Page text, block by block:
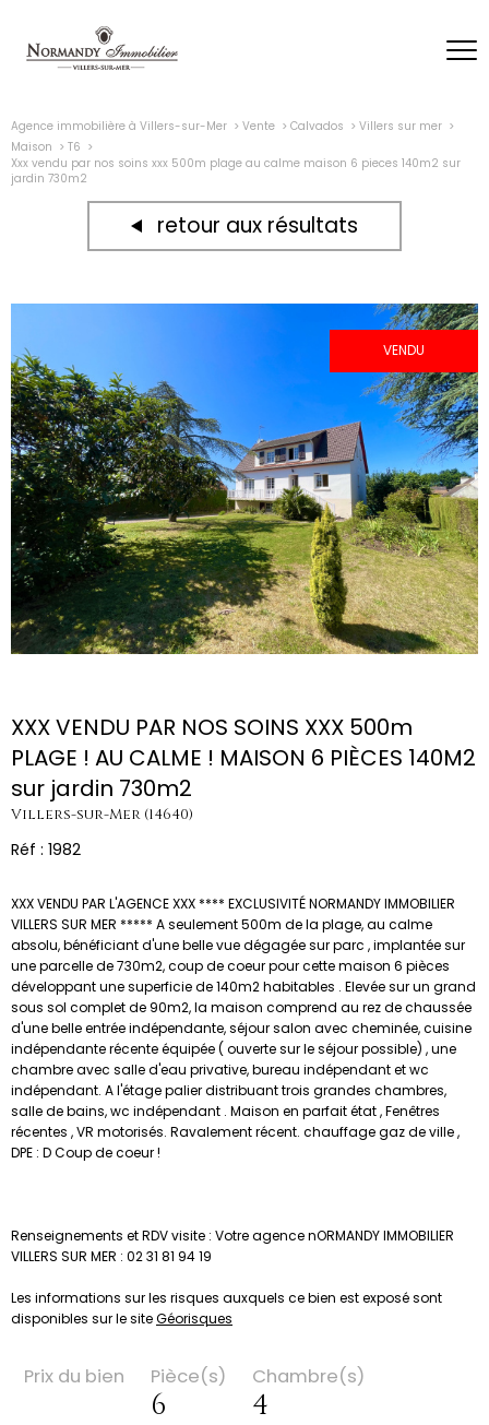
Agence immobilière à Villers-sur-Mer Vente Calvados
Villers sur mer
Maison
T6
Xxx vendu par nos soins xxx 500m plage au calme maison 6 pieces 140m2 sur
jardin 730m2
retour aux résultats
VENDU
XXX VENDU PAR NOS SOINS XXX 500m
PLAGE ! AU CALME ! MAISON 6 PIÈCES 140M2
sur jardin 730m2
Villers-sur-Mer (14640)
Réf : 1982
XXX VENDU PAR L'AGENCE XXX **** EXCLUSIVITÉ NORMANDY IMMOBILIER
VILLERS SUR MER ***** A seulement 500m de la plage, au calme
absolu, bénéficiant d'une belle vue dégagée sur parc , implantée sur
une parcelle de 730m2, coup de coeur pour cette maison 6 pièces
développant une superficie de 140m2 habitables . Elevée sur un grand
sous sol complet de 90m2, la maison comprend au rez de chaussée
d'une belle entrée indépendante, séjour salon avec cheminée, cuisine
indépendante récente équipée ( ouverte sur le séjour possible) , une
chambre avec salle d'eau privative, bureau indépendant et wc
indépendant. A l'étage palier distribuant trois grandes chambres,
salle de bains, wc indépendant . Maison en parfait état , Fenêtres
récentes , VR motorisés. Ravalement récent. chauffage gaz de ville ,
DPE : D Coup de coeur !
Renseignements et RDV visite : Votre agence nORMANDY IMMOBILIER
VILLERS SUR MER : 02 31 81 94 19
Les informations sur les risques auxquels ce bien est exposé sont
disponibles sur le siteGéorisques
Prix du bien Pièce(s)
6
Chambre(s)
4